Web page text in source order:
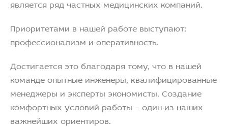
является ряд частных медицинских компаний.
Приоритетами в нашей работе выступают:
профессионализм и оперативность.
Достигается это благодаря тому, что в нашей
команде опытные инженеры, квалифицированные
менеджеры и эксперты экономисты. Создание
комфортных условий работы – один из наших
важнейших ориентиров.